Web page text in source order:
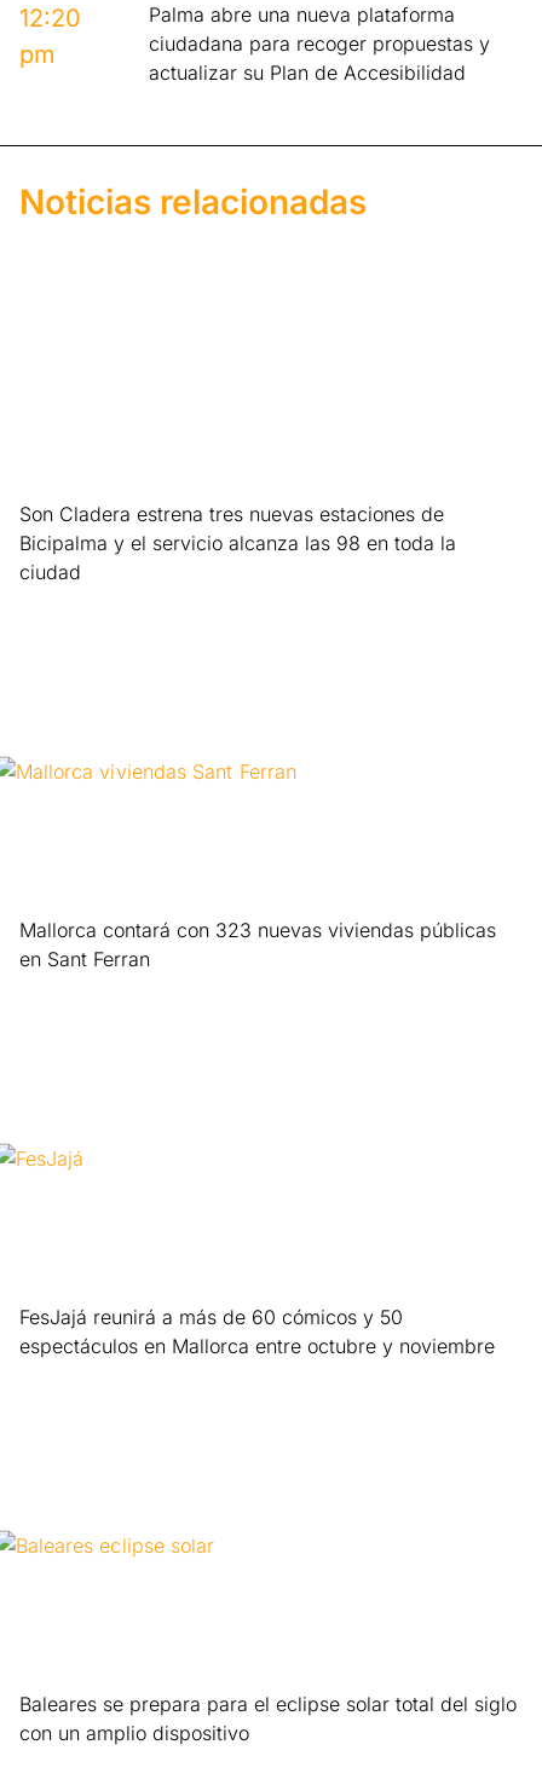
12:20
pm
Palma abre una nueva plataforma
ciudadana para recoger propuestas y
actualizar su Plan de Accesibilidad
Noticias relacionadas
Son Cladera estrena tres nuevas estaciones de
Bicipalma y el servicio alcanza las 98 en toda la
ciudad
Mallorca contará con 323 nuevas viviendas públicas
en Sant Ferran
FesJajá reunirá a más de 60 cómicos y 50
espectáculos en Mallorca entre octubre y noviembre
Baleares se prepara para el eclipse solar total del siglo
con un amplio dispositivo